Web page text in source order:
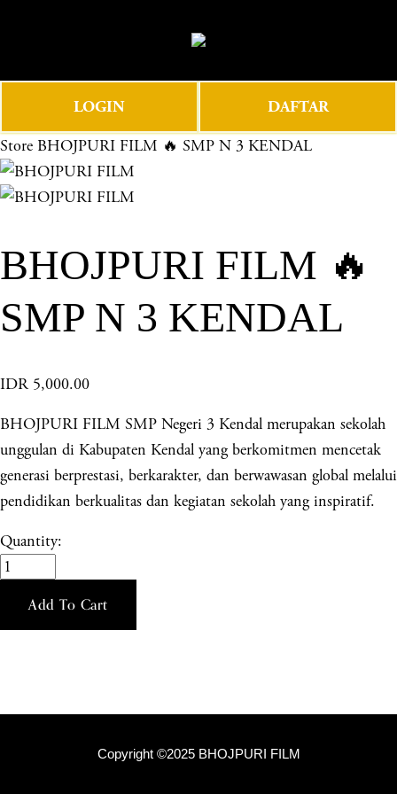
e
e
n
u
LOGIN DAFTAR
Store BHOJPURI FILM 🔥 SMP N 3 KENDAL
BHOJPURI FILM 🔥
SMP N 3 KENDAL
IDR 5,000.00
BHOJPURI FILM SMP Negeri 3 Kendal merupakan sekolah
unggulan di Kabupaten Kendal yang berkomitmen mencetak
generasi berprestasi, berkarakter, dan berwawasan global melalui
pendidikan berkualitas dan kegiatan sekolah yang inspiratif.
Quantity:
Add To Cart
Copyright ©2025 BHOJPURI FILM